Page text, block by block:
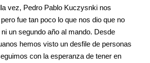
vez, Pedro Pablo Kuczysnki nos
fue tan poco lo que nos dio que no
un segundo año al mando. Desde
hemos visto un desfile de personas
con la esperanza de tener en